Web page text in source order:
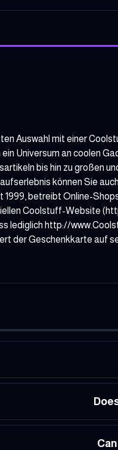
Auswahl mit einer
Universum an coolen
bis hin zu großen
können Sie
betreibt Online-
Coolstuff-Website
lediglich http://
der Geschenkkarte auf